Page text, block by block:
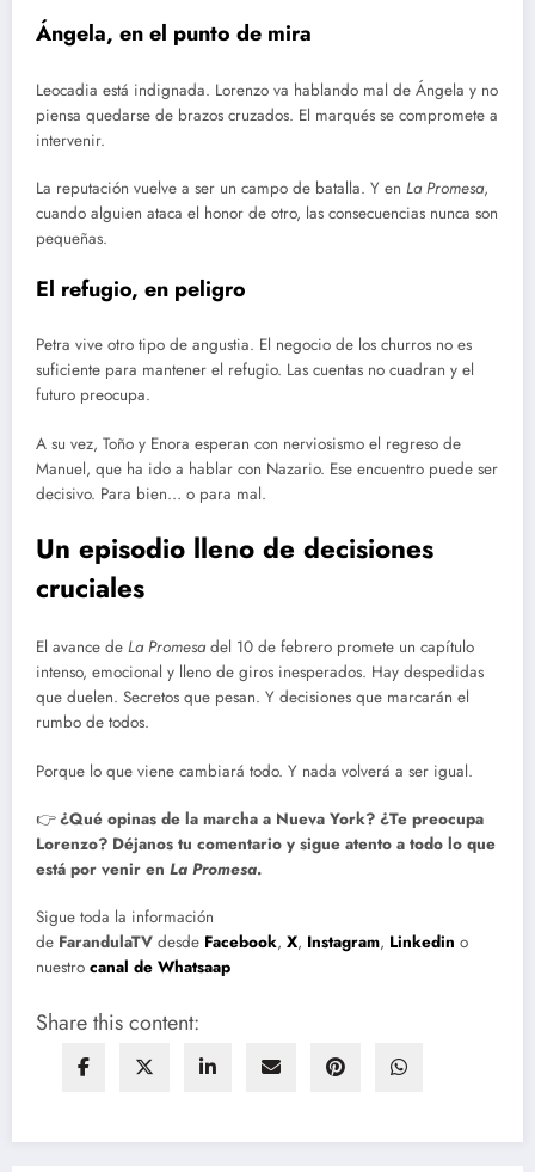
Ángela, en el punto de mira
Leocadia está indignada. Lorenzo va hablando mal de Ángela y no
piensa quedarse de brazos cruzados. El marqués se compromete a
intervenir.
La reputación vuelve a ser un campo de batalla. Y en La Promesa,
cuando alguien ataca el honor de otro, las consecuencias nunca son
pequeñas.
El refugio, en peligro
Petra vive otro tipo de angustia. El negocio de los churros no es
suficiente para mantener el refugio. Las cuentas no cuadran y el
futuro preocupa.
A su vez, Toño y Enora esperan con nerviosismo el regreso de
Manuel, que ha ido a hablar con Nazario. Ese encuentro puede ser
decisivo. Para bien… o para mal.
Un episodio lleno de decisiones
cruciales
El avance de La Promesadel 10 de febrero promete un capítulo
intenso, emocional y lleno de giros inesperados. Hay despedidas
que duelen. Secretos que pesan. Y decisiones que marcarán el
rumbo de todos.
Porque lo que viene cambiará todo. Y nada volverá a ser igual.
👉¿Qué opinas de la marcha a Nueva York? ¿Te preocupa
Lorenzo? Déjanos tu comentario y sigue atento a todo lo que
está por venir en La Promesa.
Sigue toda la información
de FarandulaTV desde Facebook, X, Instagram, Linkedin o
nuestro canal de Whatsaap
Share this content: